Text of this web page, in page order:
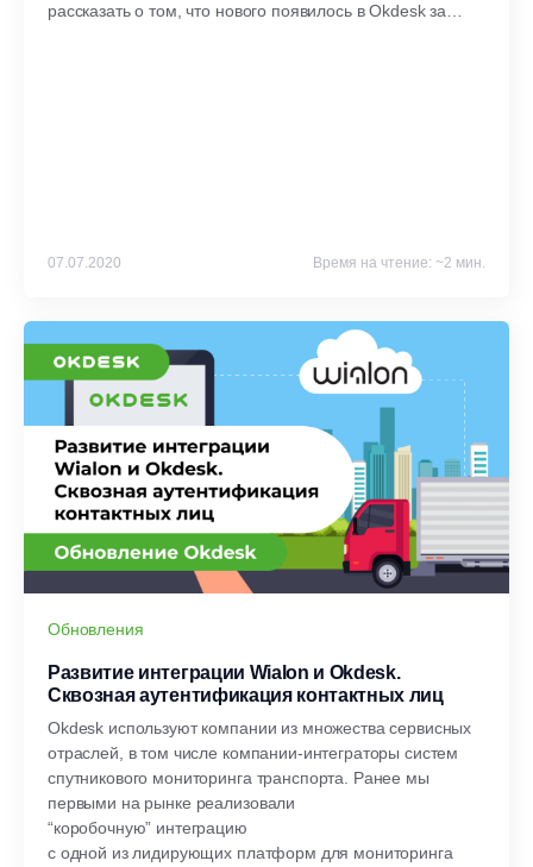
рассказать о том, что нового появилось в Okdesk за
07.07.2020 Время на чтение: ~2 мин.
Обновления
Развитие интеграции Wialon и Okdesk.
Сквозная аутентификация контактных лиц
Okdesk используют компании из множества сервисных
отраслей, в том числе компании-интеграторы систем
спутникового мониторинга транспорта. Ранее мы
первыми на рынке реализовали
“коробочную” интеграцию
с одной из лидирующих платформ для мониторинга